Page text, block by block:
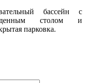
бассейн с
столом и
парковка.